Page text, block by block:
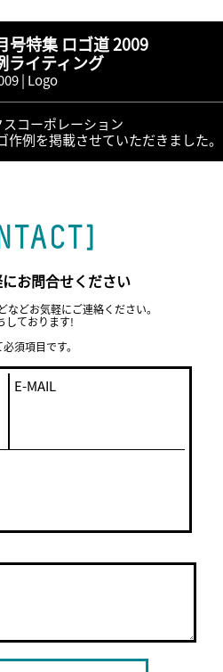
号特集 ロゴ道 2009
ライティング
| Logo
コーポレーション
例を掲載させていただきました。
お問合せください
などお気軽にご連絡ください。
しております!
須項目です。
E-MAIL